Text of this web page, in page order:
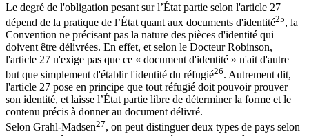
Le degré de l'obligation pesant sur l’État partie selon l'article 27
dépend de la pratique de l’État quant aux documents d'identité25, la
Convention ne précisant pas la nature des pièces d'identité qui
doivent être délivrées. En effet, et selon le Docteur Robinson,
l'article 27 n'exige pas que ce « document d'identité » n'ait d'autre
but que simplement d'établir l'identité du réfugié26. Autrement dit,
l'article 27 pose en principe que tout réfugié doit pouvoir prouver
son identité, et laisse l’État partie libre de déterminer la forme et le
contenu précis à donner au document délivré.
Selon Grahl-Madsen27, on peut distinguer deux types de pays selon